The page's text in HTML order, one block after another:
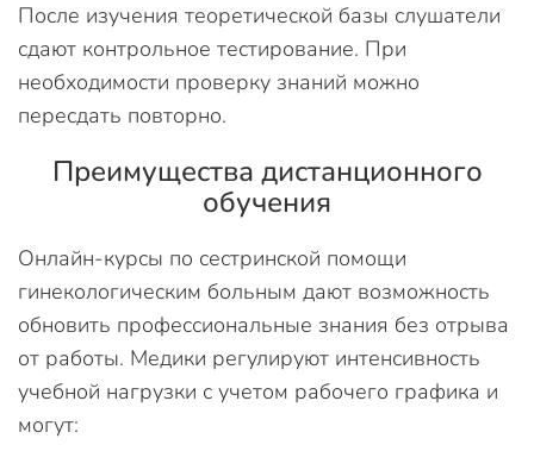
После изучения теоретической базы слушатели
сдают контрольное тестирование. При
необходимости проверку знаний можно
пересдать повторно.
Преимущества дистанционного
обучения
Онлайн-курсы по сестринской помощи
гинекологическим больным дают возможность
обновить профессиональные знания без отрыва
от работы. Медики регулируют интенсивность
учебной нагрузки с учетом рабочего графика и
могут: